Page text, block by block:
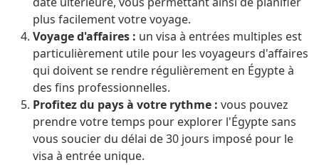
plus facilement votre voyage.
Voyage d'affaires : un visa à entrées multiples est
particulièrement utile pour les voyageurs d'affaires
qui doivent se rendre régulièrement en Égypte à
des fins professionnelles.
Profitez du pays à votre rythme : vous pouvez
prendre votre temps pour explorer l'Égypte sans
vous soucier du délai de 30 jours imposé pour le
visa à entrée unique.